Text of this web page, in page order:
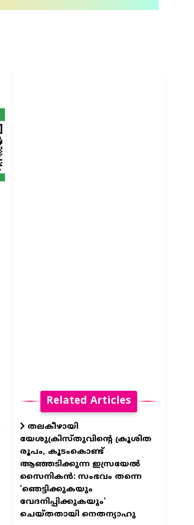
Related Articles
തലകീഴായി
യേശുക്രിസ്തുവിന്റെ ക്രൂശിത
രൂപം, കൂടംകൊണ്ട്
ആഞ്ഞടിക്കുന്ന ഇസ്രയേൽ
സൈനികൻ: സംഭവം തന്നെ
'ഞെട്ടിക്കുകയും
വേദനിപ്പിക്കുകയും'
ചെയ്തതായി നെതന്യാഹു